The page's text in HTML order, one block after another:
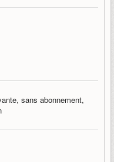
sans abonnement,